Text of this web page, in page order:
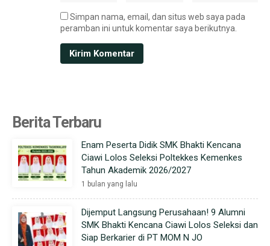
Simpan nama, email, dan situs web saya pada
peramban ini untuk komentar saya berikutnya.
Berita Terbaru
Enam Peserta Didik SMK Bhakti Kencana
Ciawi Lolos Seleksi Poltekkes Kemenkes
Tahun Akademik 2026/2027
1 bulan yang lalu
Dijemput Langsung Perusahaan! 9 Alumni
SMK Bhakti Kencana Ciawi Lolos Seleksi dan
Siap Berkarier di PT MOM N JO